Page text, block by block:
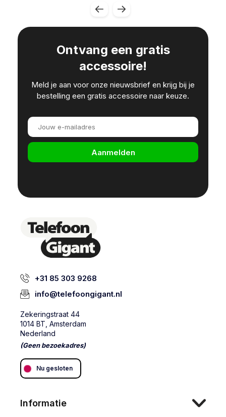
Ontvang een gratis
accessoire!
Meld je aan voor onze nieuwsbrief en krijg bij je
bestelling een gratis accessoire naar keuze.
Aanmelden
+31 85 303 9268
info@telefoongigant.nl
Zekeringstraat 44
1014 BT, Amsterdam
Nederland
(Geen bezoekadres)
Nu gesloten
Informatie